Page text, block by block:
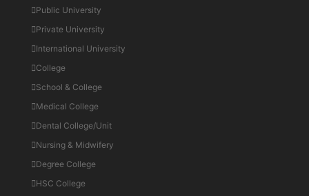
Public University
Private University
International University
College
School & College
Medical College
Dental College/Unit
Nursing & Midwifery
Degree College
HSC College